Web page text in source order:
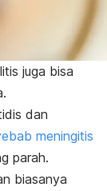
juga bisa
dan
meningitis
parah.
biasanya